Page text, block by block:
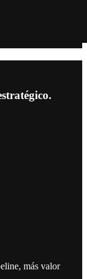
más valor